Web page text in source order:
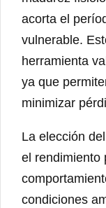
acorta el
vulnerable.
herramienta
ya que
minimizar
La elección
el rendimiento
condiciones